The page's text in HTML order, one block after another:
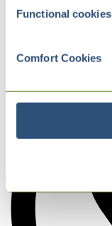
Functional cookies
Comfort Cookies